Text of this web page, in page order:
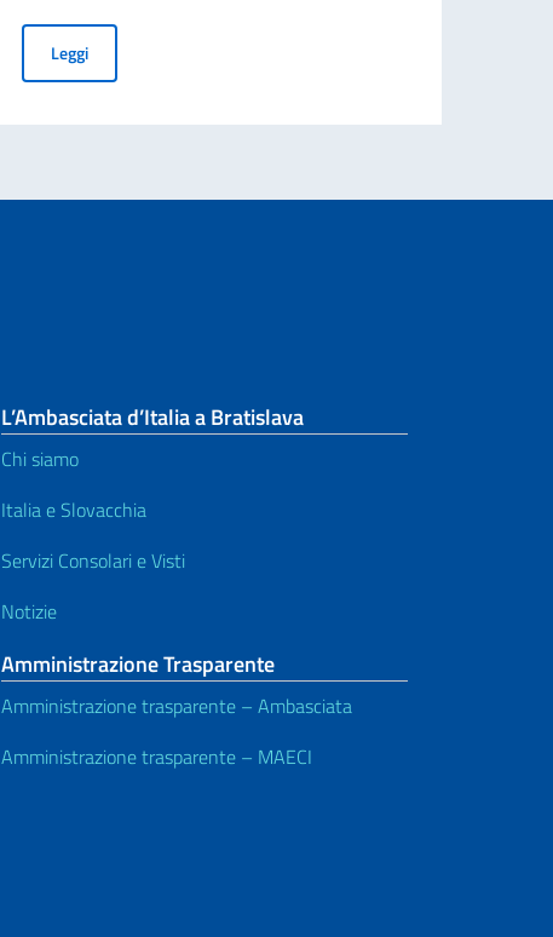
LeggiVisita a Bratislava del Ministro dell’Agricoltura, della sovranità
L’Ambasciata d’Italia a Bratislava
Chi siamo
Italia e Slovacchia
Servizi Consolari e Visti
Notizie
Amministrazione Trasparente
Amministrazione trasparente – Ambasciata
Amministrazione trasparente – MAECI